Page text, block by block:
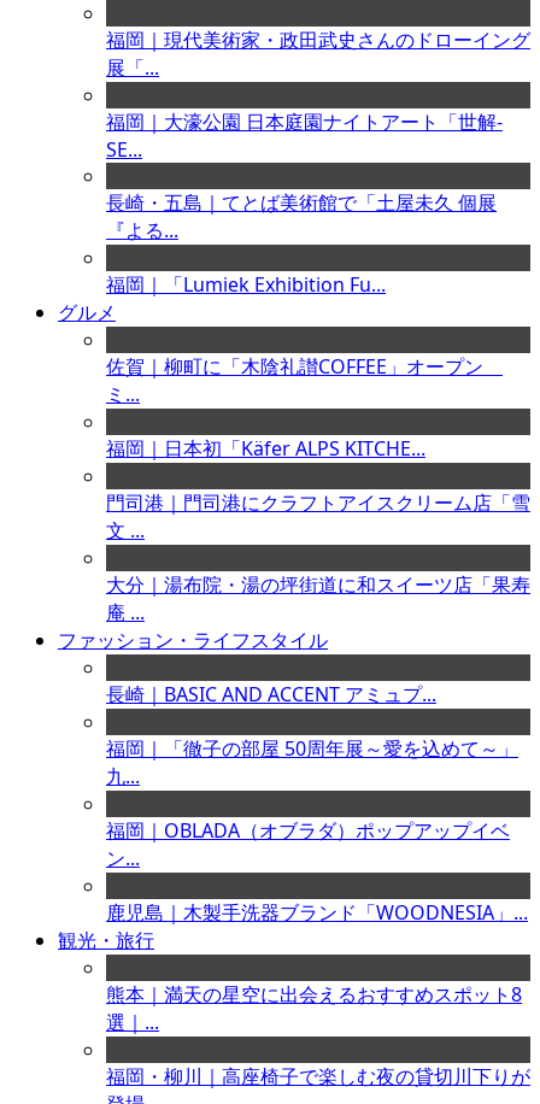
福岡｜現代美術家・政田武史さんのドローイング
展「...
福岡｜大濠公園 日本庭園ナイトアート「世解-
SE...
長崎・五島｜てとば美術館で「土屋未久 個展
『よる...
福岡｜「Lumiek Exhibition Fu...
グルメ
佐賀｜柳町に「木陰礼讃COFFEE」オープン
ミ...
福岡｜日本初「Käfer ALPS KITCHE...
門司港｜門司港にクラフトアイスクリーム店「雪
文 ...
大分｜湯布院・湯の坪街道に和スイーツ店「果寿
庵 ...
ファッション・ライフスタイル
長崎｜BASIC AND ACCENT アミュプ...
福岡｜「徹子の部屋 50周年展～愛を込めて～」
九...
福岡｜OBLADA（オブラダ）ポップアップイベ
ン...
鹿児島｜木製手洗器ブランド「WOODNESIA」...
観光・旅行
熊本｜満天の星空に出会えるおすすめスポット8
選｜...
福岡・柳川｜高座椅子で楽しむ夜の貸切川下りが